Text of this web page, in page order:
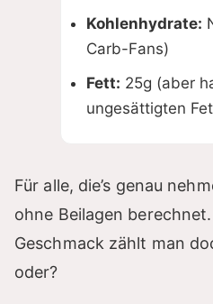
Kohlenhydrate:
Carb-Fans)
Fett: 25g (aber
ungesättigten
Für alle, die’s genau
ohne Beilagen
Geschmack zählt man
oder?